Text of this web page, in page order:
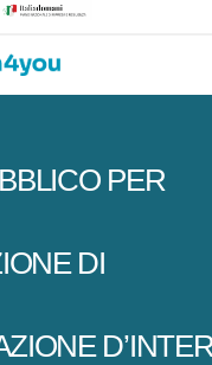
PER
DI